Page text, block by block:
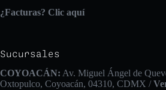
¿Facturas? Clic aquí
Sucursales
COYOACÁN: Av. Miguel Ángel de
Oxtopulco, Coyoacán, 04310, CDMX /